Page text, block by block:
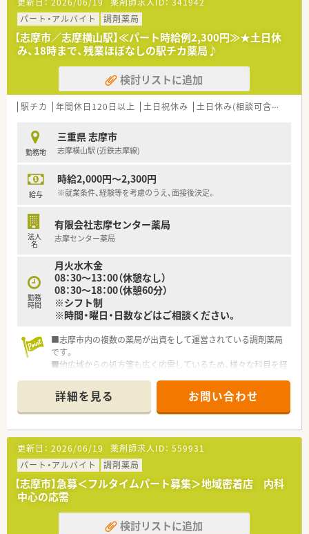
パート・アルバイト
調剤薬局
【志摩市／志摩横山駅】≪パート時給例2,300円≫★土日休
み、18時まで、残業ほぼなしの駅チカ薬局♪
検討リストに追加
駅チカ 年間休日120日以上 土日祝休み 土日休み(相談可含む)
勤務地
三重県 志摩市
志摩横山駅 (近鉄志摩線)
給与
時給2,000円～2,300円
※就業条件、経験等を考慮のうえ、面接後決定。
法人
名
有限会社志摩センター薬局
志摩センター薬局
勤務
時間
月火水木金
08：30～13：00（休憩なし）
08：30～18：00（休憩60分）
※シフト制
※時間・曜日・日数などはご相談ください。
■志摩市内の複数の薬局が出資をして運営されている調剤薬局
です。
■他広域からの処方箋も広く応需しているため、様々な科目を経
■残業はほとんどなくプライベートも充実をさせることができ
ます。
■時給例2,300円♪時間・曜日等ご相談ください。
詳細を見る お問い合わせ
更新日： 2026/06/19 薬剤師求人ID： 559931
パート・アルバイト
調剤薬局
【志摩市】急募＜フルタイムパート募集＞地域密着店 内科
中心の応需
検討リストに追加